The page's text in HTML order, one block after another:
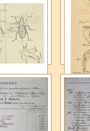
kresba